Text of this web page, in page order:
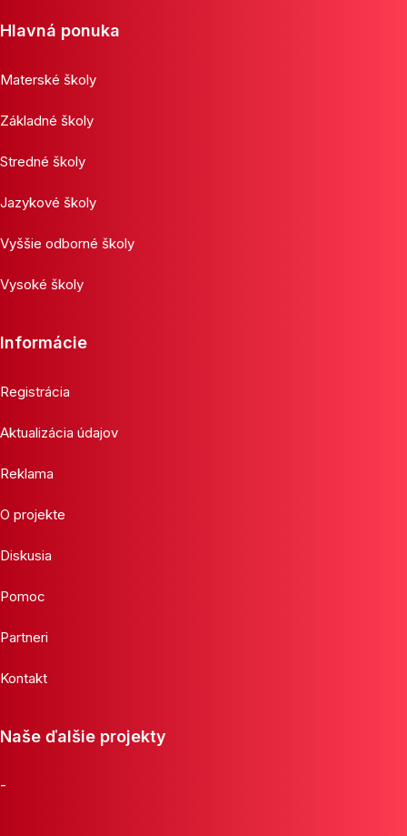
Hlavná ponuka
Materské školy
Základné školy
Stredné školy
Jazykové školy
Vyššie odborné školy
Vysoké školy
Informácie
Registrácia
Aktualizácia údajov
Reklama
O projekte
Diskusia
Pomoc
Partneri
Kontakt
Naše ďalšie projekty
-